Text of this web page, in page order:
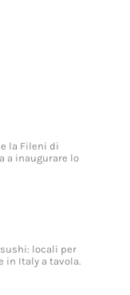
la Fileni di
a inaugurare lo
locali per
in Italy a tavola.